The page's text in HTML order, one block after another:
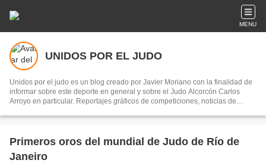
MENU
UNIDOS POR EL JUDO
Unidos por el judo es un blog creado por Javier Moriano con la finalidad de
informar sobre este deporte en general y sobre el Judo Alcorcón Carlos
Arroyo en particular. Reportajes gráficos de competiciones, noticias de
Primeros oros del mundial de Judo de Río de
Janeiro